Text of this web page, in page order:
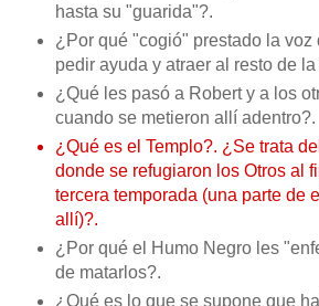
hasta su "guarida"?.
¿Por qué "cogió" prestado la voz
pedir ayuda y atraer al resto de
¿Qué les pasó a Robert y a los
cuando se metieron allí adentro?.
¿Qué es el Templo?. ¿Se trata
donde se refugiaron los Otros al
tercera temporada (una parte de
allí)?.
¿Por qué el Humo Negro les
de matarlos?.
¿Qué es lo que se supone que